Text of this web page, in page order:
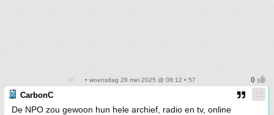
• woensdag 28 mei 2025 @ 08:12 • 57
CarbonC
De NPO zou gewoon hun hele archief, radio en tv, online